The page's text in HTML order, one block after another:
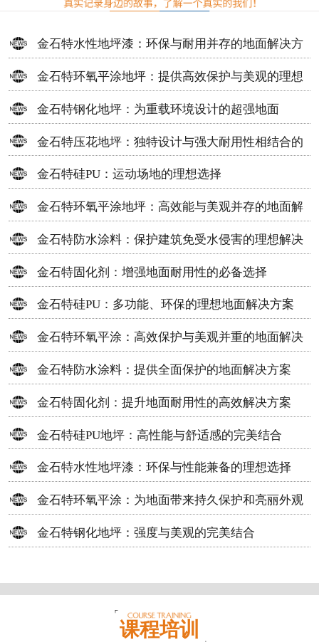
金石特水性地坪漆：环保与耐用并存的地面解决方
案
金石特环氧平涂地坪：提供高效保护与美观的理想
选择
金石特钢化地坪：为重载环境设计的超强地面
金石特压花地坪：独特设计与强大耐用性相结合的
地面材料
金石特硅PU：运动场地的理想选择
金石特环氧平涂地坪：高效能与美观并存的地面解
决方案
金石特防水涂料：保护建筑免受水侵害的理想解决
方案
金石特固化剂：增强地面耐用性的必备选择
金石特硅PU：多功能、环保的理想地面解决方案
金石特环氧平涂：高效保护与美观并重的地面解决
方案
金石特防水涂料：提供全面保护的地面解决方案
金石特固化剂：提升地面耐用性的高效解决方案
金石特硅PU地坪：高性能与舒适感的完美结合
金石特水性地坪漆：环保与性能兼备的理想选择
金石特环氧平涂：为地面带来持久保护和亮丽外观
金石特钢化地坪：强度与美观的完美结合
课程培训